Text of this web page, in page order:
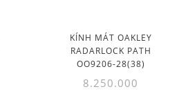
KÍNH MÁT OAKLEY
RADARLOCK PATH
OO9206-28(38)
8.250.000